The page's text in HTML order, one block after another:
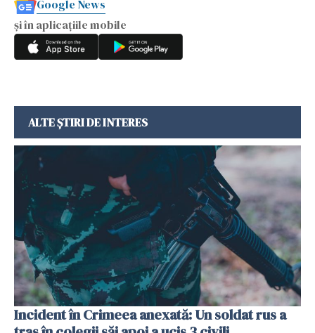
Google News
și în aplicațiile mobile
ALTE ȘTIRI DE INTERES
Incident în Crimeea anexată: Un soldat rus a